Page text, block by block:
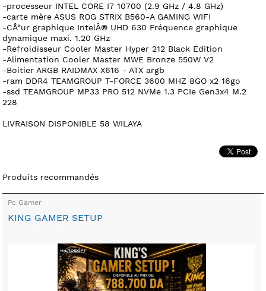
-processeur INTEL CORE I7 10700 (2.9 GHz / 4.8 GHz)
-carte mère ASUS ROG STRIX B560-A GAMING WIFI
-CÅ“ur graphique IntelÂ® UHD 630 Fréquence graphique
dynamique maxi. 1.20 GHz
-Refroidisseur Cooler Master Hyper 212 Black Edition
-Alimentation Cooler Master MWE Bronze 550W V2
-Boitier ARGB RAIDMAX X616 - ATX argb
-ram DDR4 TEAMGROUP T-FORCE 3600 MHZ 8GO x2 16go
-ssd TEAMGROUP MP33 PRO 512 NVMe 1.3 PCIe Gen3x4 M.2
228
LIVRAISON DISPONIBLE 58 WILAYA
Produits recommandés
Pc Gamer
KING GAMER SETUP